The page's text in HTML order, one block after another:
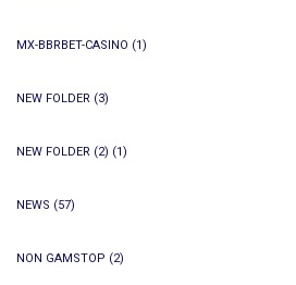
MX-BBRBET-CASINO (1)
NEW FOLDER (3)
NEW FOLDER (2) (1)
NEWS (57)
NON GAMSTOP (2)